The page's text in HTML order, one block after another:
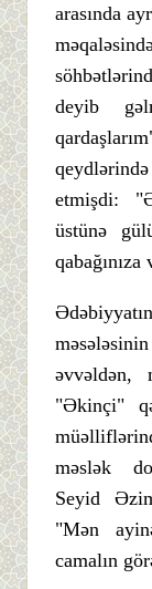
arasında
deyib
etmişdi:
üstünə
əvvəldən,
"Əkinçi"
məslək
Seyid
"Mən
camalın